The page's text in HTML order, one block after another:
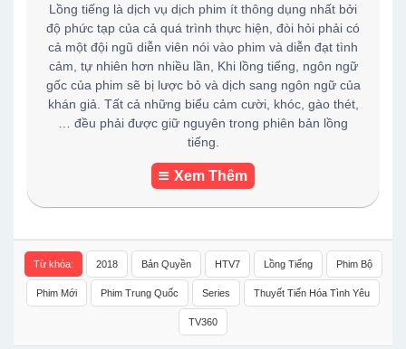
Lồng tiếng là dịch vụ dịch phim ít thông dụng nhất bởi
độ phức tạp của cả quá trình thực hiện, đòi hỏi phải có
cả một đội ngũ diễn viên nói vào phim và diễn đạt tình
cảm, tự nhiên hơn nhiều lần, Khi lồng tiếng, ngôn ngữ
gốc của phim sẽ bị lược bỏ và dịch sang ngôn ngữ của
khán giả. Tất cả những biểu cảm cười, khóc, gào thét,
… đều phải được giữ nguyên trong phiên bản lồng
tiếng.
Xem Thêm
Từ khóa: 2018 Bản Quyền HTV7 Lồng Tiếng Phim Bộ
Phim Mới Phim Trung Quốc Series Thuyết Tiến Hóa Tình Yêu
TV360